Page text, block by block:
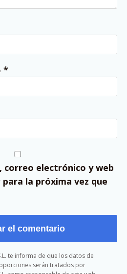
*
correo electrónico y web
la próxima vez que
te informa de que los datos de
serán tratados por